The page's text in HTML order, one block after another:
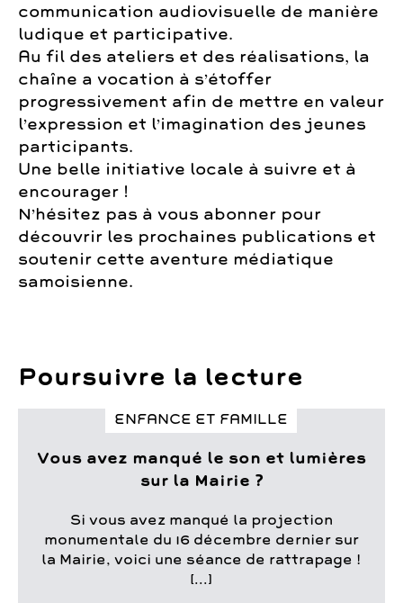
communication audiovisuelle de manière
ludique et participative.
Au fil des ateliers et des réalisations, la
chaîne a vocation à s’étoffer
progressivement afin de mettre en valeur
l’expression et l’imagination des jeunes
participants.
Une belle initiative locale à suivre et à
encourager !
N’hésitez pas à vous abonner pour
découvrir les prochaines publications et
soutenir cette aventure médiatique
samoisienne.
Poursuivre la lecture
ENFANCE ET FAMILLE
Vous avez manqué le son et lumières
sur la Mairie ?
Si vous avez manqué la projection
monumentale du 16 décembre dernier sur
la Mairie, voici une séance de rattrapage !
[...]